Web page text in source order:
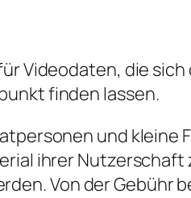
Videodaten, die
finden lassen.
und kleine
ihrer Nutzerschaft
Von der Gebühr